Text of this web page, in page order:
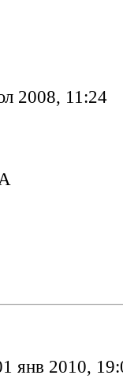
2008, 11:24
янв 2010,